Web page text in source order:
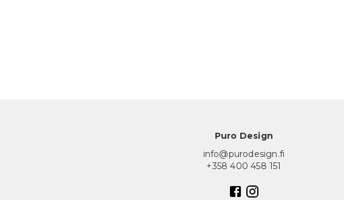
Puro Design
info@purodesign.fi
+358 400 458 151